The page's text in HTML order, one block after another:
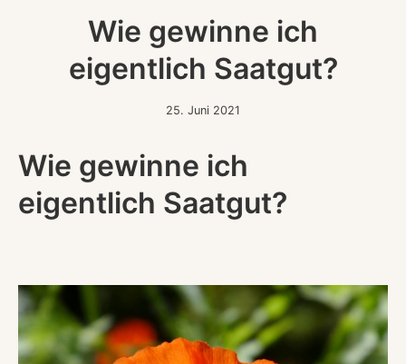
Wie gewinne ich
eigentlich Saatgut?
25. Juni 2021
Wie gewinne ich
eigentlich Saatgut?